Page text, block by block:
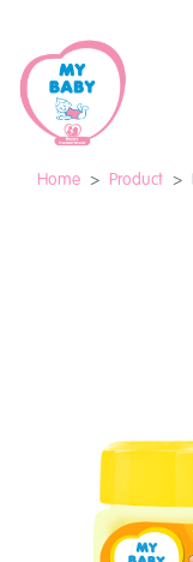
Home Product